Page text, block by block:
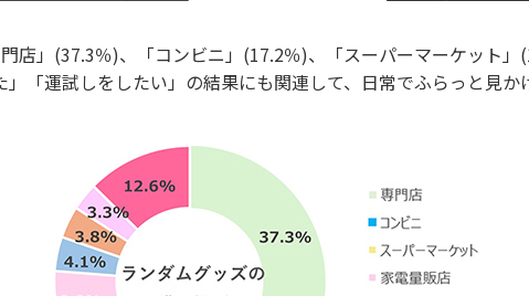
店」(37.3％)、「コンビニ」(17.2％)、「スーパーマーケット
「運試しをしたい」の結果にも関連して、日常でふらっと見